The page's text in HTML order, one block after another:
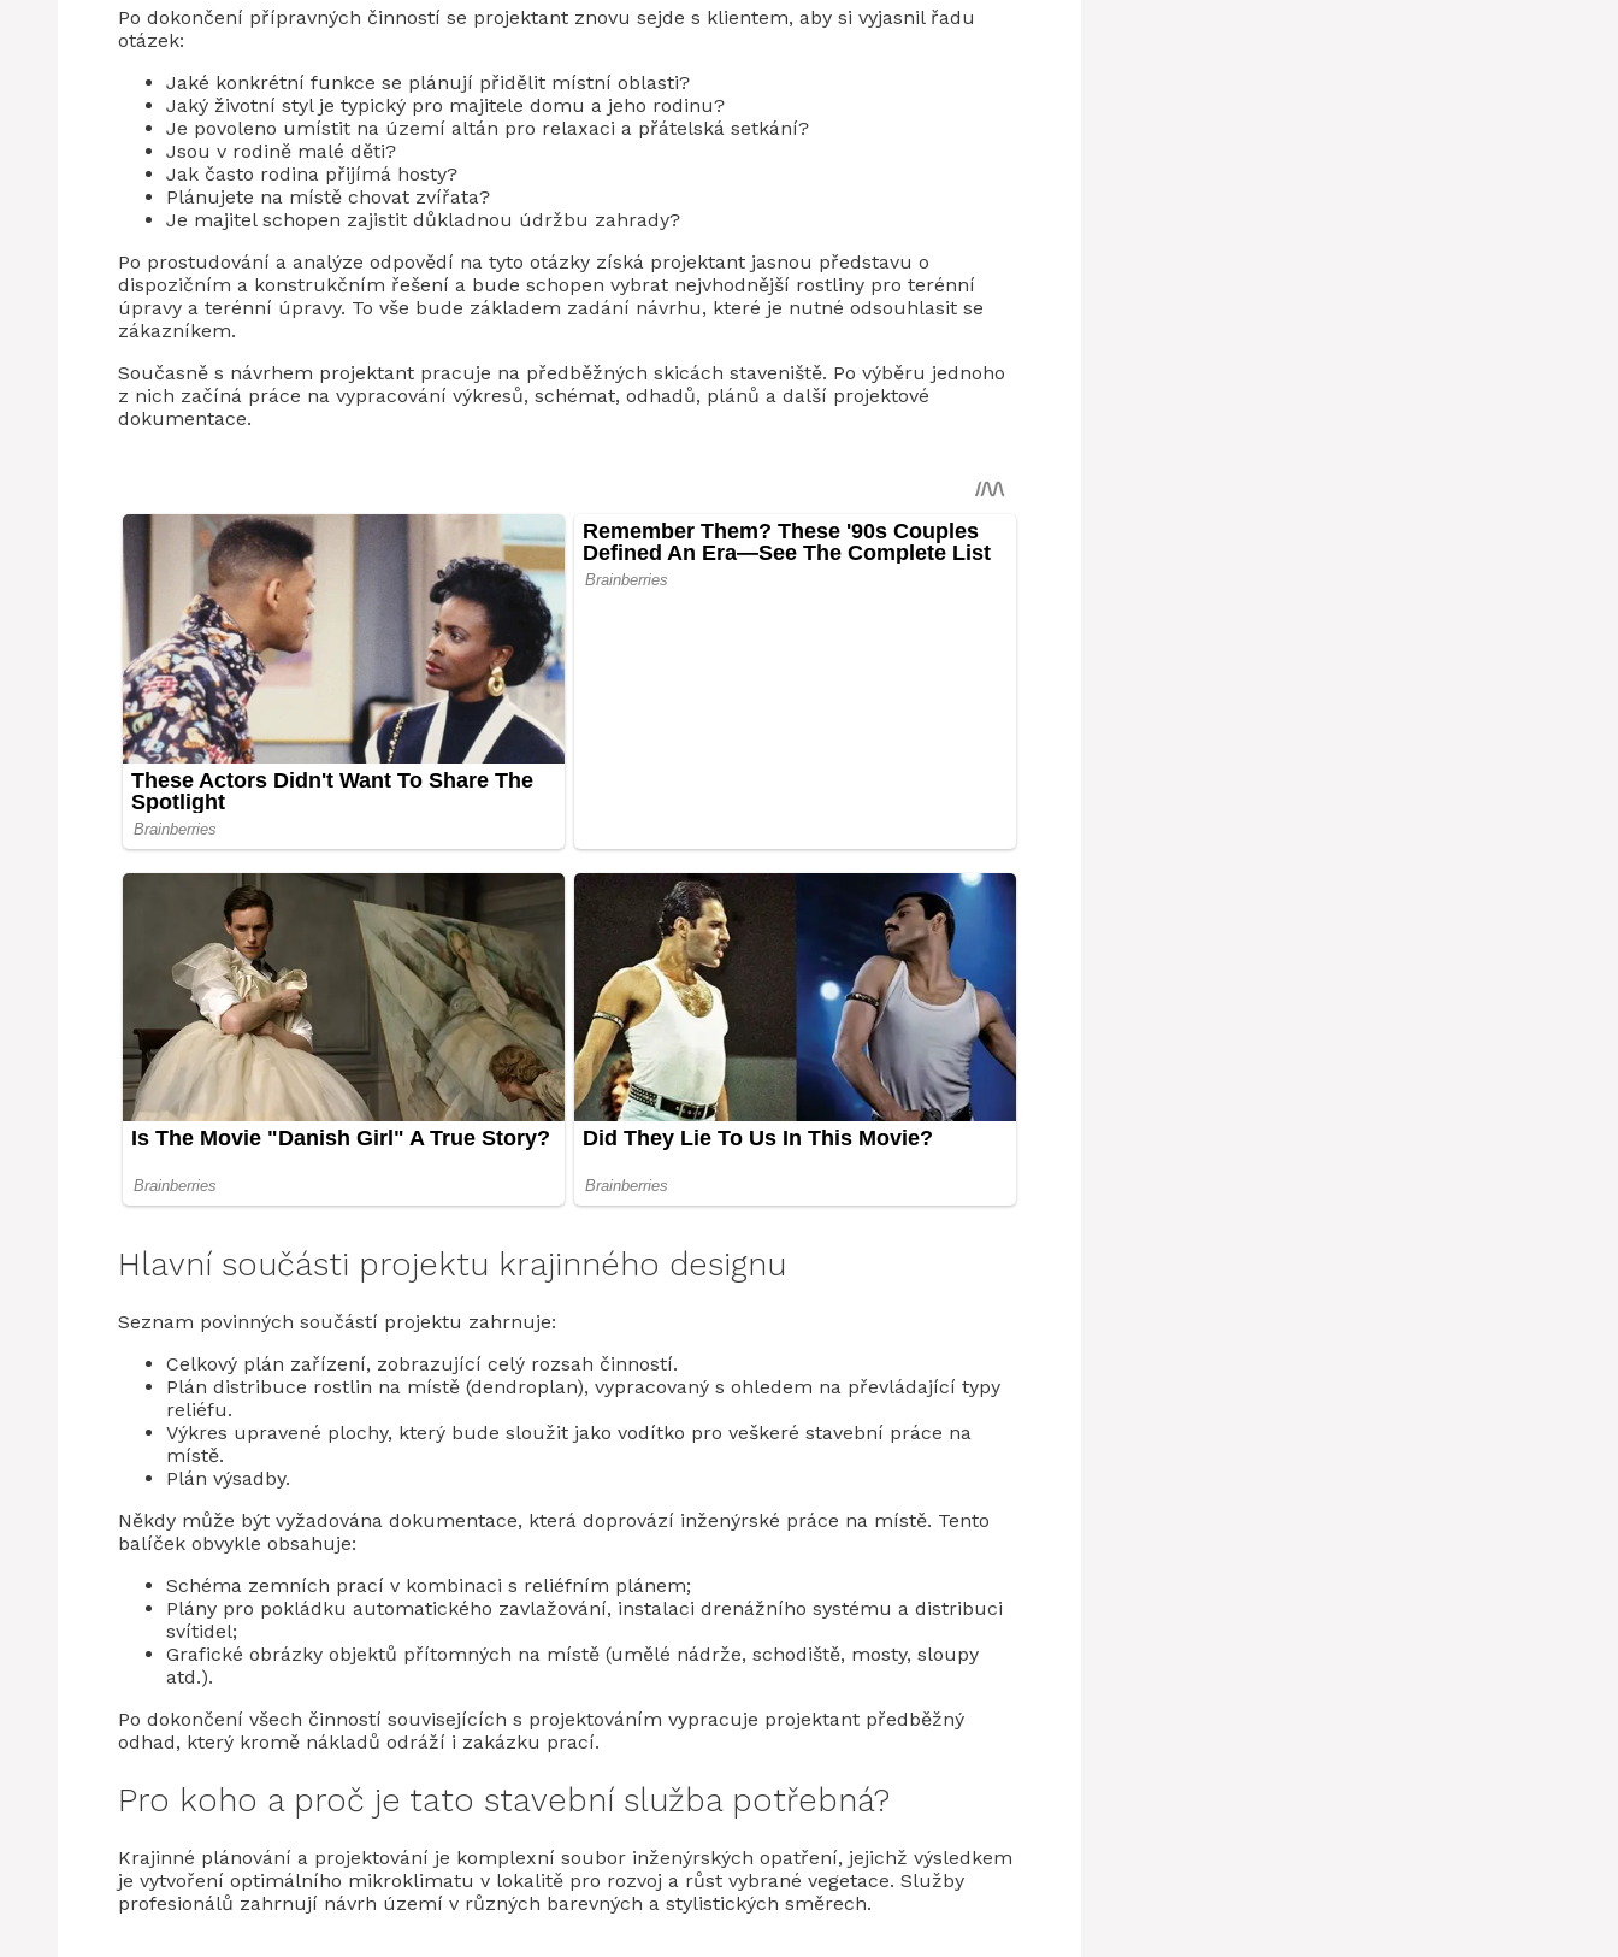
Po dokončení přípravných činností se projektant znovu sejde s klientem, aby si vyjasnil řadu
otázek:
Jaké konkrétní funkce se plánují přidělit místní oblasti?
Jaký životní styl je typický pro majitele domu a jeho rodinu?
Je povoleno umístit na území altán pro relaxaci a přátelská setkání?
Jsou v rodině malé děti?
Jak často rodina přijímá hosty?
Plánujete na místě chovat zvířata?
Je majitel schopen zajistit důkladnou údržbu zahrady?
Po prostudování a analýze odpovědí na tyto otázky získá projektant jasnou představu o
dispozičním a konstrukčním řešení a bude schopen vybrat nejvhodnější rostliny pro terénní
úpravy a terénní úpravy. To vše bude základem zadání návrhu, které je nutné odsouhlasit se
zákazníkem.
Současně s návrhem projektant pracuje na předběžných skicách staveniště. Po výběru jednoho
z nich začíná práce na vypracování výkresů, schémat, odhadů, plánů a další projektové
dokumentace.
Hlavní součásti projektu krajinného designu
Seznam povinných součástí projektu zahrnuje:
Celkový plán zařízení, zobrazující celý rozsah činností.
Plán distribuce rostlin na místě (dendroplan), vypracovaný s ohledem na převládající typy
reliéfu.
Výkres upravené plochy, který bude sloužit jako vodítko pro veškeré stavební práce na
místě.
Plán výsadby.
Někdy může být vyžadována dokumentace, která doprovází inženýrské práce na místě. Tento
balíček obvykle obsahuje:
Schéma zemních prací v kombinaci s reliéfním plánem;
Plány pro pokládku automatického zavlažování, instalaci drenážního systému a distribuci
svítidel;
Grafické obrázky objektů přítomných na místě (umělé nádrže, schodiště, mosty, sloupy
atd.).
Po dokončení všech činností souvisejících s projektováním vypracuje projektant předběžný
odhad, který kromě nákladů odráží i zakázku prací.
Pro koho a proč je tato stavební služba potřebná?
Krajinné plánování a projektování je komplexní soubor inženýrských opatření, jejichž výsledkem
je vytvoření optimálního mikroklimatu v lokalitě pro rozvoj a růst vybrané vegetace. Služby
profesionálů zahrnují návrh území v různých barevných a stylistických směrech.